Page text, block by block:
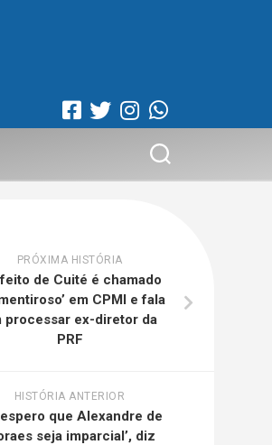
PRÓXIMA HISTÓRIA
de Cuité é chamado
em CPMI e fala
processar ex-diretor da
PRF
HISTÓRIA ANTERIOR
espero que Alexandre de
seja imparcial’, diz